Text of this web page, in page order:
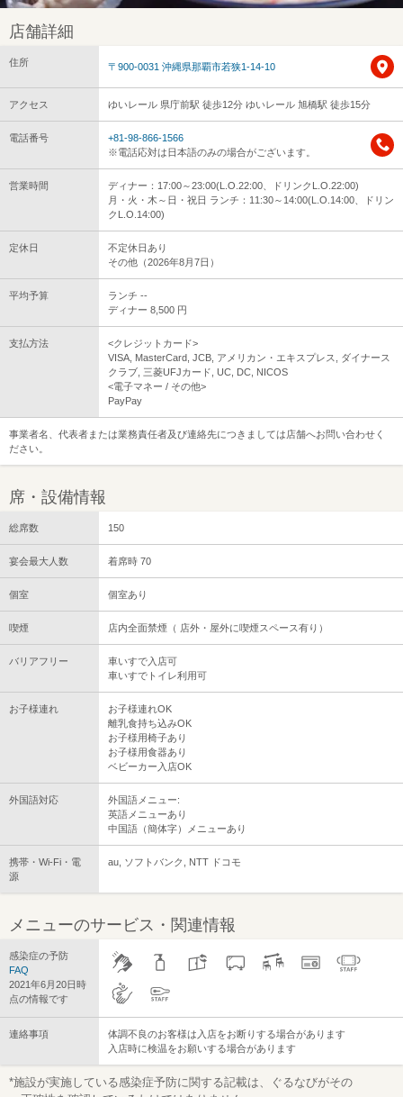
店舗詳細
住所 〒900-0031 沖縄県那覇市若狭1-14-10
アクセス ゆいレール 県庁前駅 徒歩12分 ゆいレール 旭橋駅 徒歩15分
電話番号
+81-98-866-1566
※電話応対は日本語のみの場合がございます。
営業時間
ディナー：17:00～23:00(L.O.22:00、ドリンクL.O.22:00)
月・火・木～日・祝日 ランチ：11:30～14:00(L.O.14:00、ドリン
クL.O.14:00)
定休日
不定休日あり
その他（2026年8月7日）
平均予算
ランチ --
ディナー 8,500 円
支払方法
<クレジットカード>
VISA, MasterCard, JCB, アメリカン・エキスプレス, ダイナース
クラブ, 三菱UFJカード, UC, DC, NICOS
<電子マネー / その他>
PayPay
事業者名、代表者または業務責任者及び連絡先につきましては店舗へお問い合わせく
ださい。
席・設備情報
総席数 150
宴会最大人数 着席時 70
個室 個室あり
喫煙 店内全面禁煙（ 店外・屋外に喫煙スペース有り）
バリアフリー
車いすで入店可
車いすでトイレ利用可
お子様連れ
お子様連れOK
離乳食持ち込みOK
お子様用椅子あり
お子様用食器あり
ベビーカー入店OK
外国語対応
外国語メニュー:
英語メニューあり
中国語（簡体字）メニューあり
携帯・Wi-Fi・電
源
au, ソフトバンク, NTT ドコモ
メニューのサービス・関連情報
感染症の予防
FAQ
2021年6月20日時
点の情報です
連絡事項
体調不良のお客様は入店をお断りする場合があります
入店時に検温をお願いする場合があります
*施設が実施している感染症予防に関する記載は、ぐるなびがその